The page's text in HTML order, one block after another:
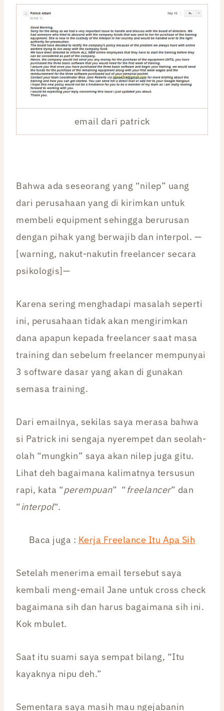
email dari patrick
Bahwa ada seseorang yang “nilep” uang
dari perusahaan yang di kirimkan untuk
membeli equipment sehingga berurusan
dengan pihak yang berwajib dan interpol. —
[warning, nakut-nakutin freelancer secara
psikologis]—
Karena sering menghadapi masalah seperti
ini, perusahaan tidak akan mengirimkan
dana apapun kepada freelancer saat masa
training dan sebelum freelancer mempunyai
3 software dasar yang akan di gunakan
semasa training.
Dari emailnya, sekilas saya merasa bahwa
si Patrick ini sengaja nyerempet dan seolah-
olah “mungkin” saya akan nilep juga gitu.
Lihat deh bagaimana kalimatnya tersusun
rapi, kata “perempuan” “freelancer” dan
“interpol“.
Baca juga : Kerja Freelance Itu Apa Sih
Setelah menerima email tersebut saya
kembali meng-email Jane untuk cross check
bagaimana sih dan harus bagaimana sih ini.
Kok mbulet.
Saat itu suami saya sempat bilang, “Itu
kayaknya nipu deh.”
Sementara saya masih mau ngejabanin